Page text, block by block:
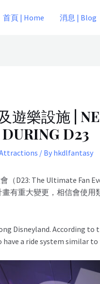
首頁 | Home 消息 | Blog
遊樂設施 |
D23
/ By hkdlfantasy
D23: The Ultimate Fan
有重大變更，相信會使用
Disneyland. According
a ride system similar